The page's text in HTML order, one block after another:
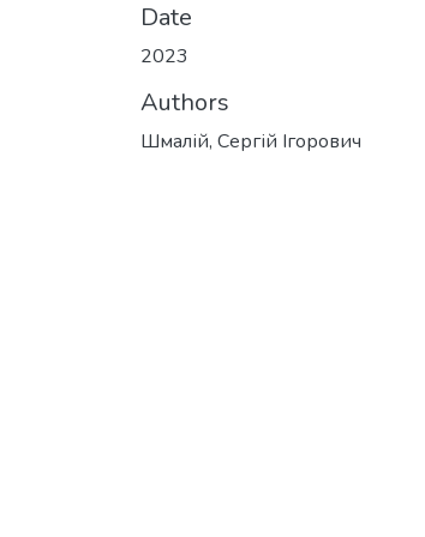
Date
2023
Authors
Шмалій, Сергій Ігорович